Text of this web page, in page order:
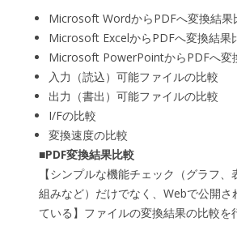
Microsoft WordからPDFへ変換結果
Microsoft ExcelからPDFへ変換結果
Microsoft PowerPointからPDFへ変
入力（読込）可能ファイルの比較
出力（書出）可能ファイルの比較
I/Fの比較
変換速度の比較
■PDF変換結果比較
【シンプルな機能チェック（グラフ
組みなど）だけでなく、Webで公開さ
ている】ファイルの変換結果の比較を